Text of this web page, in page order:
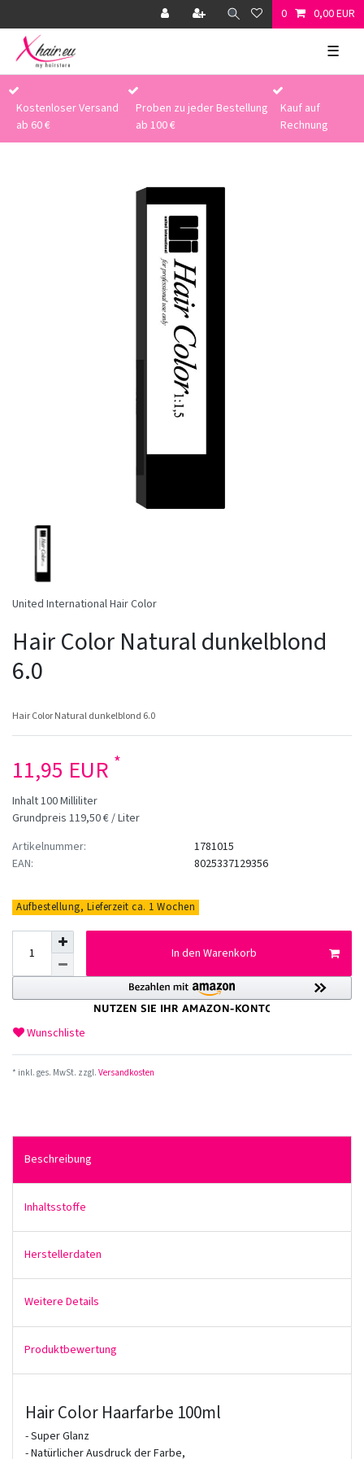
0 0,00 EUR
☰
Kostenloser Versand
ab 60 €
Proben zu jeder Bestellung
ab 100 €
Kauf auf
Rechnung
United International Hair Color
Hair Color Natural dunkelblond
6.0
Hair Color Natural dunkelblond 6.0
11,95 EUR *
Inhalt100Milliliter
Grundpreis 119,50 € / Liter
Artikelnummer:
EAN:
1781015
8025337129356
Aufbestellung, Lieferzeit ca. 1 Wochen
In den Warenkorb
Wunschliste
* inkl. ges. MwSt. zzgl. Versandkosten
Beschreibung
Inhaltsstoffe
Herstellerdaten
Weitere Details
Produktbewertung
Hair Color Haarfarbe 100ml
- Super Glanz
- Natürlicher Ausdruck der Farbe,